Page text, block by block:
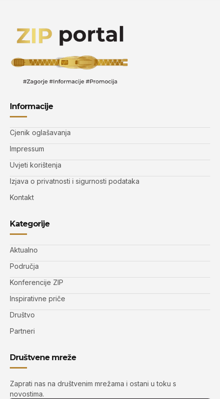
Informacije
Cjenik oglašavanja
Impressum
Uvjeti korištenja
Izjava o privatnosti i sigurnosti podataka
Kontakt
Kategorije
Aktualno
Područja
Konferencije ZIP
Inspirativne priče
Društvo
Partneri
Društvene mreže
Zaprati nas na društvenim mrežama i ostani u toku s
novostima.